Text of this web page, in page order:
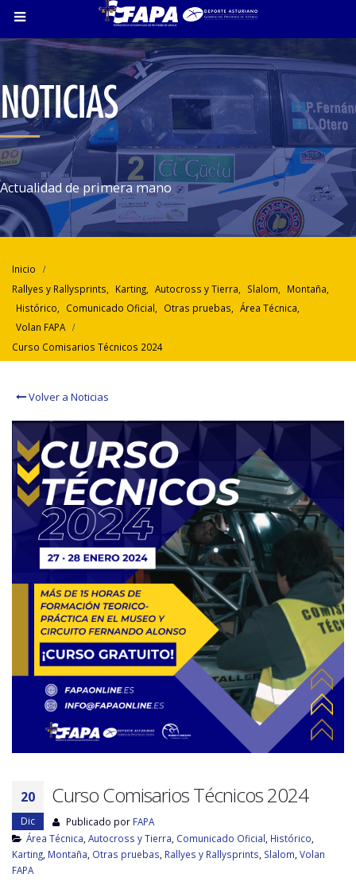
NOTICIAS
Actualidad de primera mano
Inicio
Rallyes y Rallysprints
Karting Autocross y Tierra Slalom Montaña
Histórico
Comunicado Oficial Otras pruebas Área Técnica
Volan FAPA
Curso Comisarios Técnicos 2024
Volver a Noticias
20
Dic
Curso Comisarios Técnicos 2024
Publicado por FAPA
Área Técnica Autocross y Tierra Comunicado Oficial Histórico
Karting Montaña Otras pruebas Rallyes y Rallysprints Slalom Volan
FAPA